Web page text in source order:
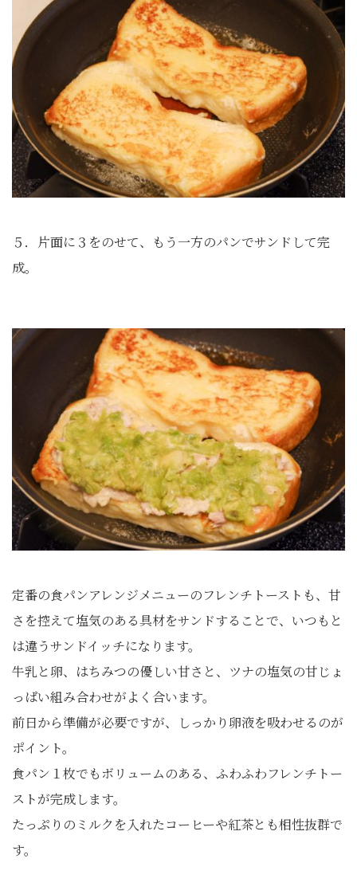
５．片面に３をのせて、もう一方のパンでサンドして完
成。
定番の食パンアレンジメニューのフレンチトーストも、甘
さを控えて塩気のある具材をサンドすることで、いつもと
は違うサンドイッチになります。
牛乳と卵、はちみつの優しい甘さと、ツナの塩気の甘じょ
っぱい組み合わせがよく合います。
前日から準備が必要ですが、しっかり卵液を吸わせるのが
ポイント。
食パン１枚でもボリュームのある、ふわふわフレンチトー
ストが完成します。
たっぷりのミルクを入れたコーヒーや紅茶とも相性抜群で
す。